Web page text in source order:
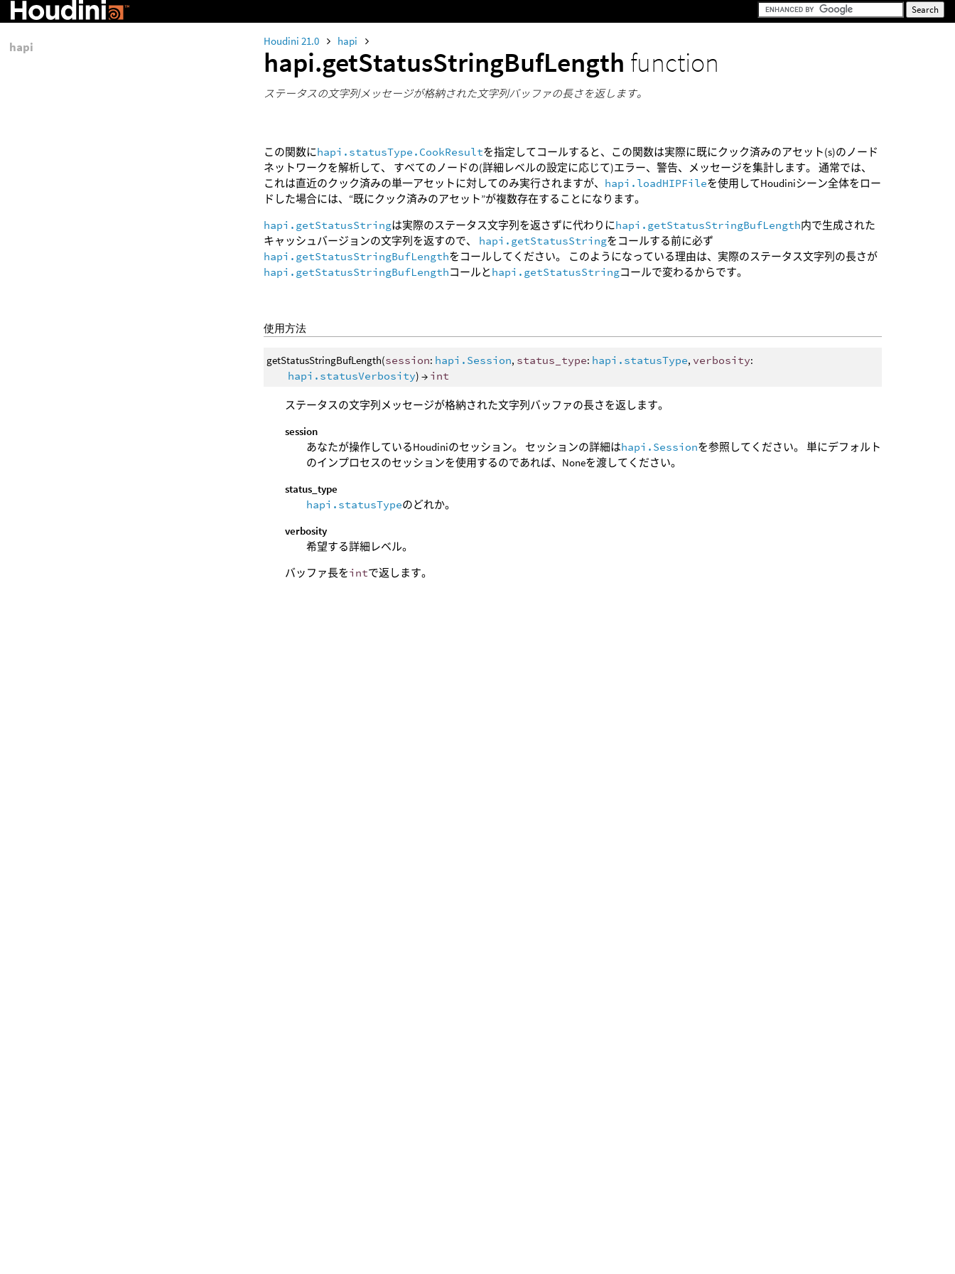
Houdini 21.0 hapi
hapi.getStatusStringBufLength function
ステータスの文字列メッセージが格納された文字列バッファの長さを返します。
この関数にhapi.statusType.CookResultを指定してコールすると、この関数は実際に既にクック済みのアセット(s)のノード
ネットワークを解析して、 すべてのノードの(詳細レベルの設定に応じて)エラー、警告、メッセージを集計します。 通常では、
これは直近のクック済みの単一アセットに対してのみ実行されますが、 hapi.loadHIPFileを使用してHoudiniシーン全体をロー
ドした場合には、“既にクック済みのアセット”が複数存在することになります。
hapi.getStatusStringは実際のステータス文字列を返さずに代わりにhapi.getStatusStringBufLength内で生成された
キャッシュバージョンの文字列を返すので、 hapi.getStatusStringをコールする前に必ず
hapi.getStatusStringBufLengthをコールしてください。 このようになっている理由は、実際のステータス文字列の長さが
hapi.getStatusStringBufLengthコールとhapi.getStatusStringコールで変わるからです。
使用方法
getStatusStringBufLength(session: hapi.Session, status_type: hapi.statusType, verbosity:
hapi.statusVerbosity) → int
ステータスの文字列メッセージが格納された文字列バッファの長さを返します。
session
あなたが操作しているHoudiniのセッション。 セッションの詳細はhapi.Sessionを参照してください。 単にデフォルト
のインプロセスのセッションを使用するのであれば、Noneを渡してください。
status_type
hapi.statusTypeのどれか。
verbosity
希望する詳細レベル。
バッファ長をintで返します。
hapi